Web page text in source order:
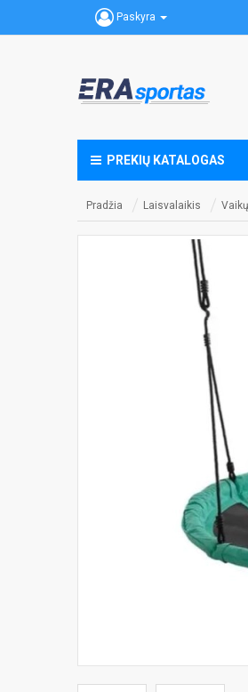
Paskyra
PREKIŲ KATALOGAS
Pradžia Laisvalaikis